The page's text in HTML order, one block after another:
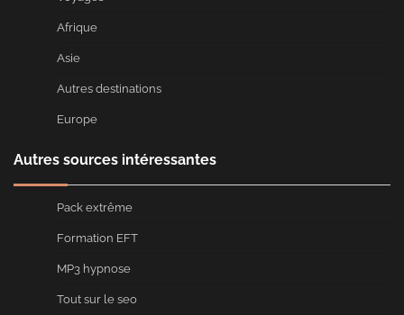
Afrique
Asie
Autres destinations
Europe
Autres sources intéressantes
Pack extrême
Formation EFT
MP3 hypnose
Tout sur le seo